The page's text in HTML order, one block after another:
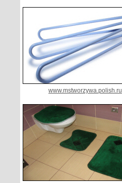
www.mstworzywa.polish.ru